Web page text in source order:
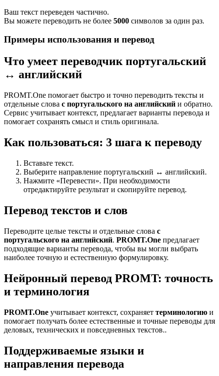
Ваш текст переведен частично.
Вы можете переводить не более 5000 символов за один раз.
Примеры использования и перевод
Что умеет переводчик португальский
↔ английский
PROMT.One помогает быстро и точно переводить тексты и
отдельные слова с португальского на английский и обратно.
Сервис учитывает контекст, предлагает варианты перевода и
помогает сохранять смысл и стиль оригинала.
Как пользоваться: 3 шага к переводу
Вставьте текст.
Выберите направление португальский ↔ английский.
Нажмите «Перевести». При необходимости
отредактируйте результат и скопируйте перевод.
Перевод текстов и слов
Переводите целые тексты и отдельные слова с
португальского на английский. PROMT.One предлагает
подходящие варианты перевода, чтобы вы могли выбрать
наиболее точную и естественную формулировку.
Нейронный перевод PROMT: точность
и терминология
PROMT.One учитывает контекст, сохраняет терминологию и
помогает получать более естественные и точные переводы для
деловых, технических и повседневных текстов..
Поддерживаемые языки и
направления перевода